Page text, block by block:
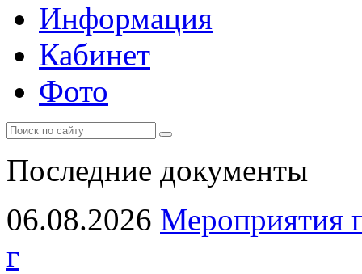
Информация
Кабинет
Фото
Последние документы
06.08.2026 Мероприятия
г